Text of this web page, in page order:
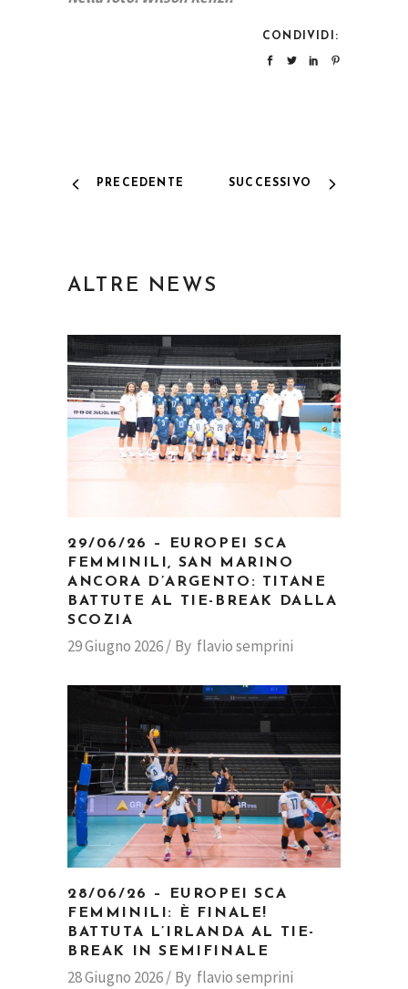
CONDIVIDI:
PRECEDENTE SUCCESSIVO
ALTRE NEWS
29/06/26 – EUROPEI SCA
FEMMINILI, SAN MARINO
ANCORA D’ARGENTO: TITANE
BATTUTE AL TIE-BREAK DALLA
SCOZIA
29 Giugno 2026 By flavio semprini
28/06/26 – EUROPEI SCA
FEMMINILI: È FINALE!
BATTUTA L’IRLANDA AL TIE-
BREAK IN SEMIFINALE
28 Giugno 2026 By flavio semprini